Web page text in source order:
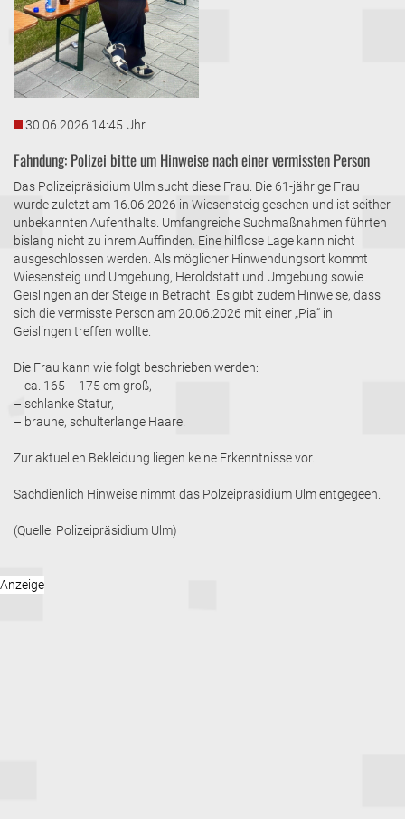
30.06.2026 14:45 Uhr
Fahndung: Polizei bitte um Hinweise nach einer vermissten Person
Das Polizeipräsidium Ulm sucht diese Frau. Die 61-jährige Frau
wurde zuletzt am 16.06.2026 in Wiesensteig gesehen und ist seither
unbekannten Aufenthalts. Umfangreiche Suchmaßnahmen führten
bislang nicht zu ihrem Auffinden. Eine hilflose Lage kann nicht
ausgeschlossen werden. Als möglicher Hinwendungsort kommt
Wiesensteig und Umgebung, Heroldstatt und Umgebung sowie
Geislingen an der Steige in Betracht. Es gibt zudem Hinweise, dass
sich die vermisste Person am 20.06.2026 mit einer „Pia“ in
Geislingen treffen wollte.
Die Frau kann wie folgt beschrieben werden:
– ca. 165 – 175 cm groß,
– schlanke Statur,
– braune, schulterlange Haare.
Zur aktuellen Bekleidung liegen keine Erkenntnisse vor.
Sachdienlich Hinweise nimmt das Polzeipräsidium Ulm entgegeen.
(Quelle: Polizeipräsidium Ulm)